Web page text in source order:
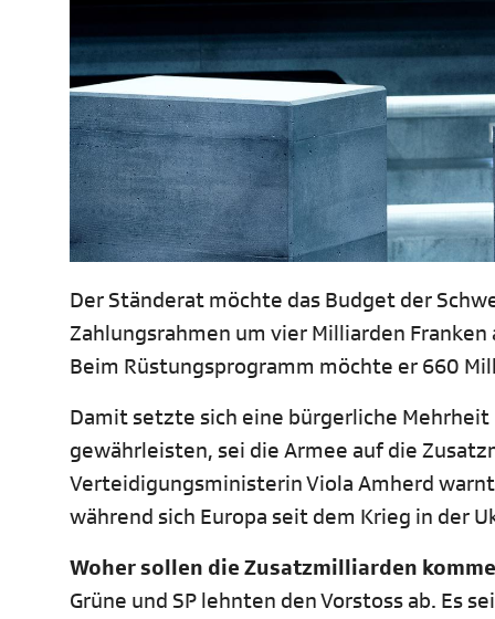
Der Ständerat möchte das Budget der
Zahlungsrahmen um vier Milliarden
Beim Rüstungsprogramm möchte er 660
Damit setzte sich eine bürgerliche
gewährleisten, sei die Armee auf die
Verteidigungsministerin Viola Amherd
während sich Europa seit dem Krieg in der
Woher sollen die Zusatzmilliarden
Grüne und SP lehnten den Vorstoss ab. Es